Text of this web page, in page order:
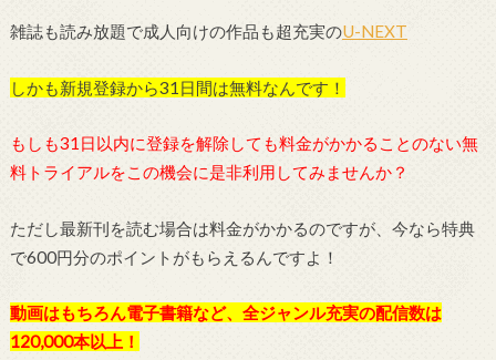
雑誌も読み放題で成人向けの作品も超充実のU-NEXT
しかも新規登録から31日間は無料なんです！
もしも31日以内に登録を解除しても料金がかかることのない無
料トライアルをこの機会に是非利用してみませんか？
ただし最新刊を読む場合は料金がかかるのですが、今なら特典
で600円分のポイントがもらえるんですよ！
動画はもちろん電子書籍など、全ジャンル充実の配信数は
120,000本以上！